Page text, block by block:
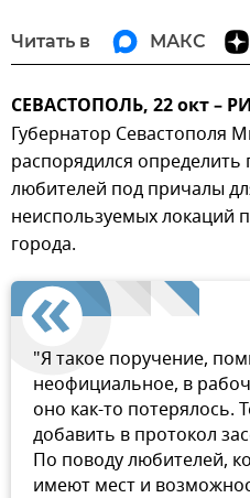
Читать в МАКС
СЕВАСТОПОЛЬ, 22 окт –
Губернатор Севастополя
распорядился
любителей под причалы
неиспользуемых локаций
города.
"Я такое поручение,
неофициальное, в
оно как-то потерялось.
добавить в протокол
По поводу любителей,
имеют мест и